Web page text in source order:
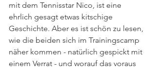
mit dem Tennisstar Nico, ist eine
ehrlich gesagt etwas kitschige
Geschichte. Aber es ist schön zu lesen,
wie die beiden sich im Trainingscamp
näher kommen - natürlich gespickt mit
einem Verrat - und worauf das voraus